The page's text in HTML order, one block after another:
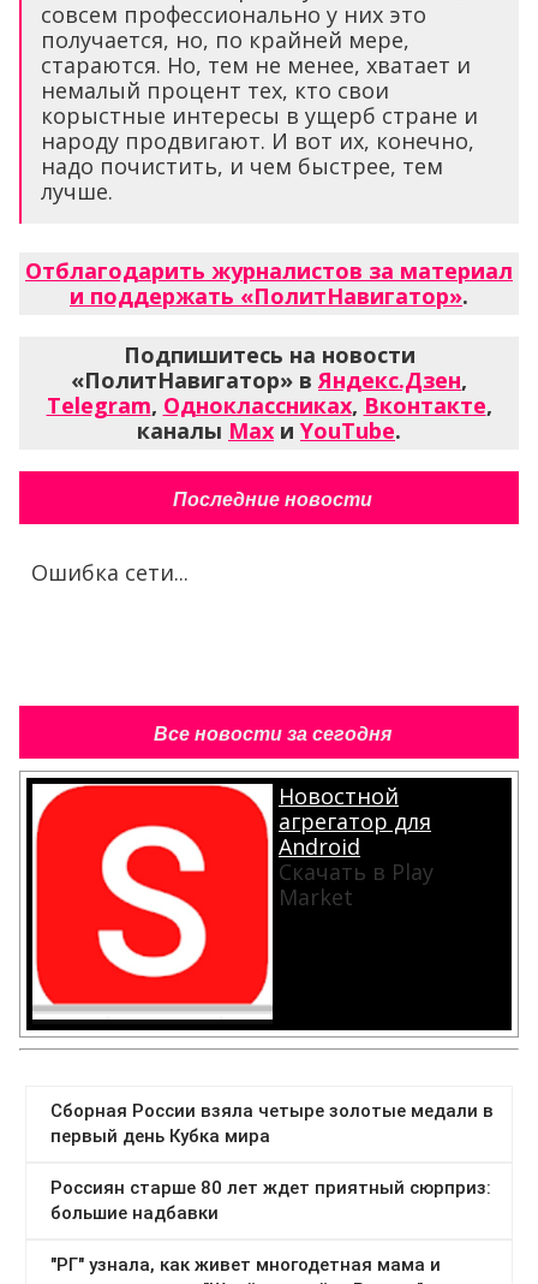
совсем профессионально у них это
получается, но, по крайней мере,
стараются. Но, тем не менее, хватает и
немалый процент тех, кто свои
корыстные интересы в ущерб стране и
народу продвигают. И вот их, конечно,
надо почистить, и чем быстрее, тем
лучше.
Отблагодарить журналистов за материал
и поддержать «ПолитНавигатор».
Подпишитесь на новости
«ПолитНавигатор» вЯндекс.Дзен,
Telegram, Одноклассниках, Вконтакте,
каналы Max и YouTube.
Последние новости
Ошибка сети...
Все новости за сегодня
Новостной
агрегатор для
Android
Скачать в Play
Market